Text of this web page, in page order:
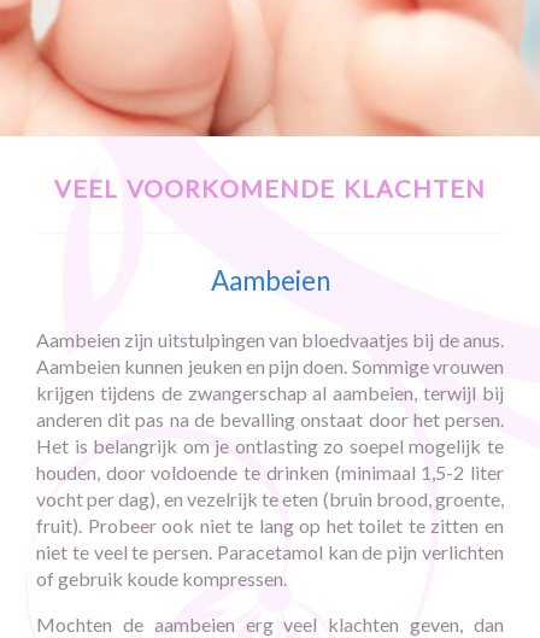
veel voorkomende klachten
Aambeien
Aambeien zijn uitstulpingen van bloedvaatjes bij de anus.
Aambeien kunnen jeuken en pijn doen. Sommige vrouwen
krijgen tijdens de zwangerschap al aambeien, terwijl bij
anderen dit pas na de bevalling onstaat door het persen.
Het is belangrijk om je ontlasting zo soepel mogelijk te
houden, door voldoende te drinken (minimaal 1,5-2 liter
vocht per dag), en vezelrijk te eten (bruin brood, groente,
fruit). Probeer ook niet te lang op het toilet te zitten en
niet te veel te persen. Paracetamol kan de pijn verlichten
of gebruik koude kompressen.
Mochten de aambeien erg veel klachten geven, dan